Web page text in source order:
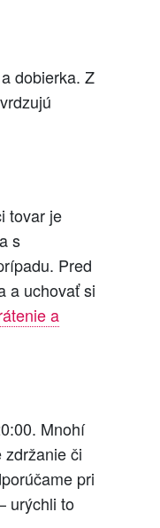
dobierka. Z
tovar je
s
Pred
a uchovať si
a
Mnohí
či
pri
urýchli to